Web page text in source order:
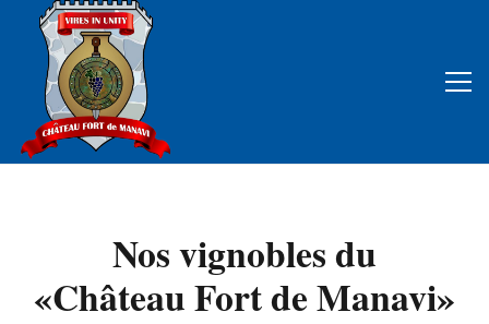
Nos vignobles du
«Château Fort de Manavi»